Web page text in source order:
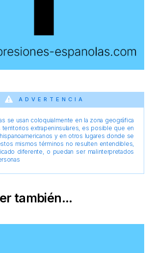
ADVERTENCIA
se usan coloquialmente en la zona geográfica
territorios extrapeninsulares, es posible que en
y en otros lugares donde se
mismos términos no resulten entendibles,
diferente, o puedan ser malinterpretados
también...